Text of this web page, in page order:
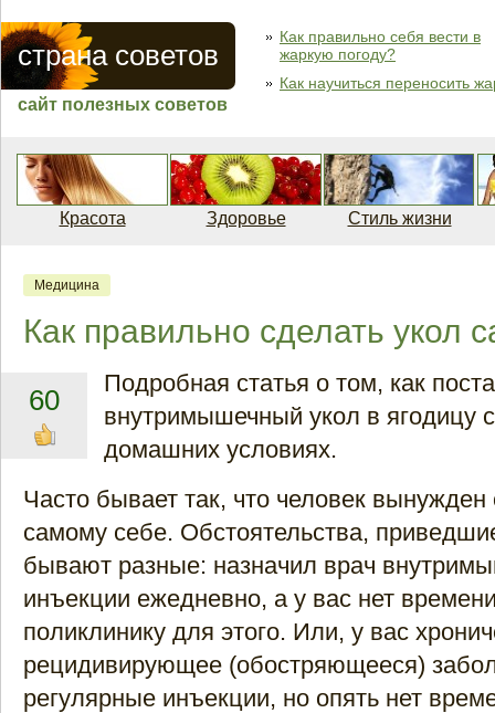
страна советов
сайт полезных советов
Как правильно себя вести в
жаркую погоду?
Как научиться переносить
Красота Здоровье Стиль жизни
Медицина
Как правильно сделать укол
60
Подробная статья о том, как
внутримышечный укол в ягодицу
домашних условиях.
Часто бывает так, что человек вынужден
самому себе. Обстоятельства,
бывают разные: назначил врач
инъекции ежедневно, а у вас нет
поликлинику для этого. Или, у вас
рецидивирующее (обостряющееся)
регулярные инъекции, но опять нет